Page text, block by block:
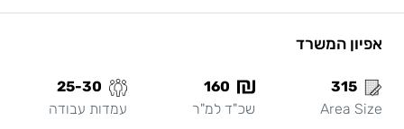
אפיון המשרד
315
Area Size
160
שכ"ד למ"ר
25-30
עמדות עבודה